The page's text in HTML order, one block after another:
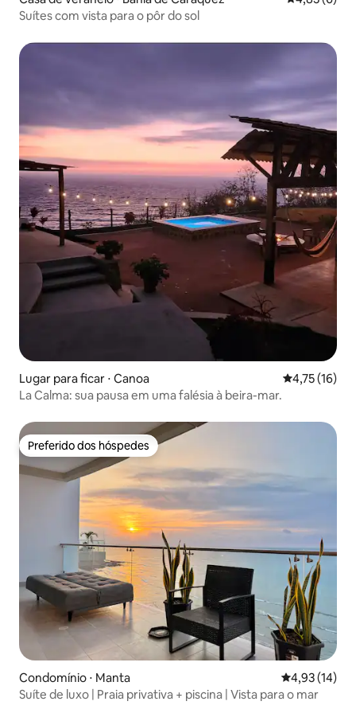
Suítes com vista para o pôr do sol
Lugar para ficar ⋅ Canoa 4,75 de uma
4,75 (16)
La Calma: sua pausa em uma falésia à beira-mar.
Preferido dos hóspedes
Preferido dos hóspedes
Condomínio ⋅ Manta 4,93 de uma
4,93 (14)
Suíte de luxo | Praia privativa + piscina | Vista para o mar